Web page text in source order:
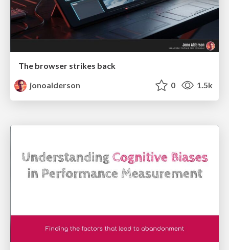
The browser strikes back
jonoalderson
0 1.5k